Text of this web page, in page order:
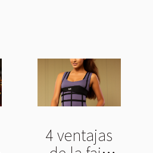
4 ventajas